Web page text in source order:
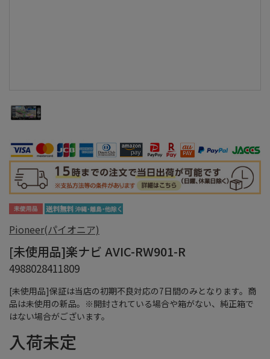
[未使用品]保証は当店の初期不良対応の7日間のみとなります。商
品は未使用の新品。※開封されている場合や箱がない、純正箱で
はない場合がございます。
Pioneer(パイオニア)
[未使用品]楽ナビ AVIC-RW901-R
4988028411809
入荷未定